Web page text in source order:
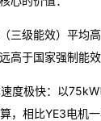
三级能效）平均
高于国家强制能效
度极快：以
，相比YE3电机